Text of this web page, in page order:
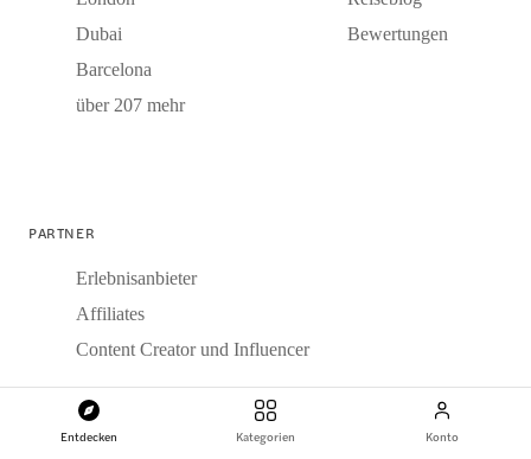
Entdecken Kategorien Konto
Dubai
Barcelona
über 207 mehr
Bewertungen
PARTNER
Erlebnisanbieter
Affiliates
Content Creator und Influencer